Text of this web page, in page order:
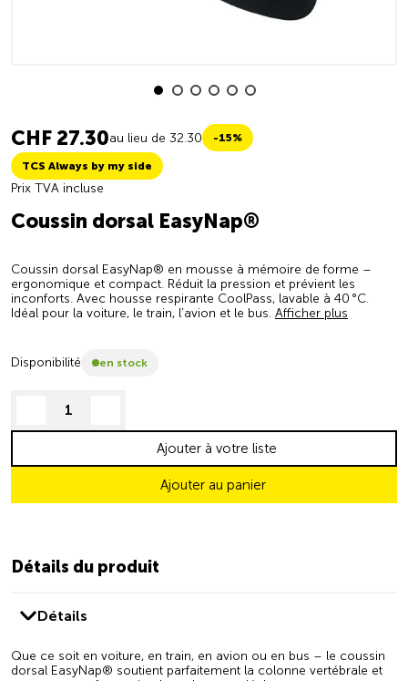
CHF 27.30au lieu de 32.30 -15%
TCS Always by my side
Prix TVA incluse
Coussin dorsal EasyNap®
Coussin dorsal EasyNap® en mousse à mémoire de forme –
ergonomique et compact. Réduit la pression et prévient les
inconforts. Avec housse respirante CoolPass, lavable à 40 °C.
Idéal pour la voiture, le train, l’avion et le bus. Afficher plus
Disponibilité en stock
decrease quantity
Ajouter au panier
Ajouter à votre liste
Détails du produit
Détails
Que ce soit en voiture, en train, en avion ou en bus – le coussin
dorsal EasyNap® soutient parfaitement la colonne vertébrale et